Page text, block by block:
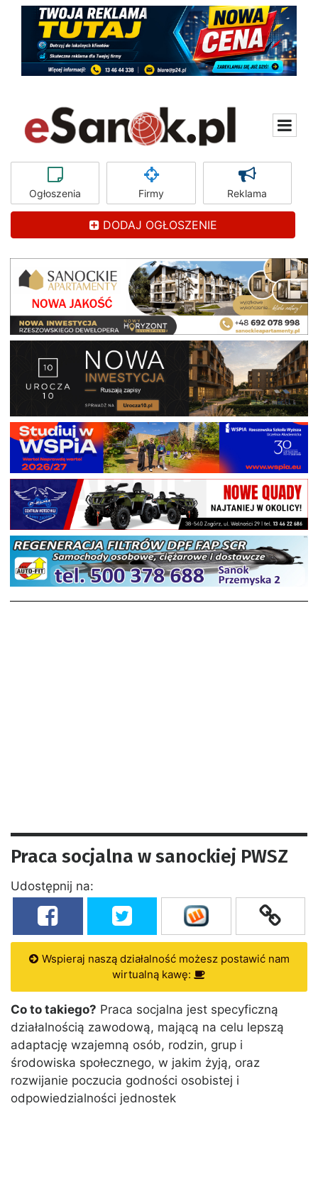
Ogłoszenia Firmy Reklama
DODAJ OGŁOSZENIE
Praca socjalna w sanockiej PWSZ
Udostępnij na:
Wspieraj naszą działalność możesz postawić nam
wirtualną kawę:
Co to takiego? Praca socjalna jest specyficzną
działalnością zawodową, mającą na celu lepszą
adaptację wzajemną osób, rodzin, grup i
środowiska społecznego, w jakim żyją, oraz
rozwijanie poczucia godności osobistej i
odpowiedzialności jednostek